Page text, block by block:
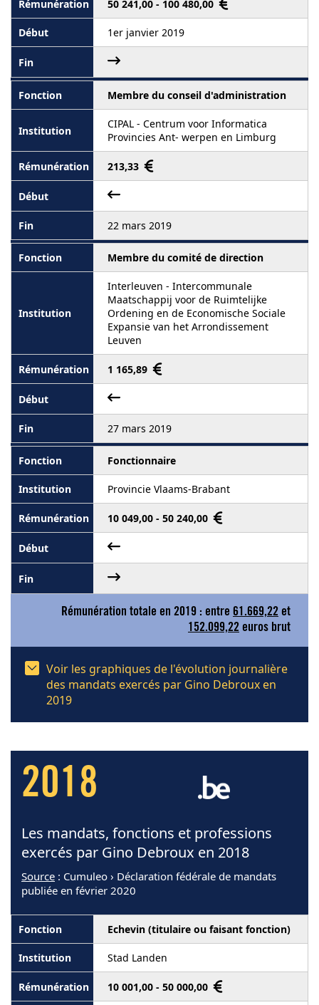
50 241,00 - 100 480,00
1er janvier 2019
Membre du conseil d'administration
CIPAL - Centrum voor Informatica
Provincies Ant- werpen en Limburg
213,33
22 mars 2019
Membre du comité de direction
Interleuven - Intercommunale
Maatschappij voor de Ruimtelijke
Ordening en de Economische Sociale
Expansie van het Arrondissement
Leuven
1 165,89
27 mars 2019
Fonctionnaire
Provincie Vlaams-Brabant
10 049,00 - 50 240,00
Rémunération totale en 2019 : entre 61.669,22 et
152.099,22 euros brut
Voir les graphiques de l'évolution journalière
des mandats exercés par Gino Debroux en
2019
2018
Les mandats, fonctions et professions
exercés par Gino Debroux en 2018
Source : Cumuleo › Déclaration fédérale de mandats
publiée en février 2020
Echevin (titulaire ou faisant fonction)
Stad Landen
10 001,00 - 50 000,00